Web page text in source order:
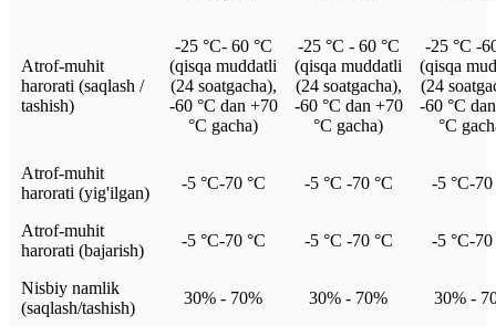
Atrof-muhit
harorati (saqlash /
tashish)
-25 °C- 60 °C
(qisqa muddatli
(24 soatgacha),
-60 °C dan +70
°C gacha)
-25 °C - 60 °C
(qisqa muddatli
(24 soatgacha),
-60 °C dan +70
°C gacha)
-25 °C -
(qisqa
(24
-60 °C
°C
Atrof-muhit
harorati (yig'ilgan)
-5 °C-70 °C -5 °C -70 °C -5 °C-70
Atrof-muhit
harorati (bajarish)
-5 °C-70 °C -5 °C -70 °C -5 °C-70
Nisbiy namlik
(saqlash/tashish)
30% - 70% 30% - 70% 30% -